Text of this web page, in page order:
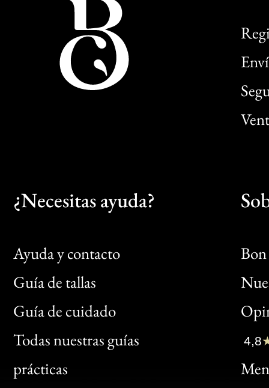
¿Necesitas ayuda?
Ayuda y contacto
Guía de tallas
Guía de cuidado
Todas nuestras guías
prácticas
Bon
Clic
Bon
4,8